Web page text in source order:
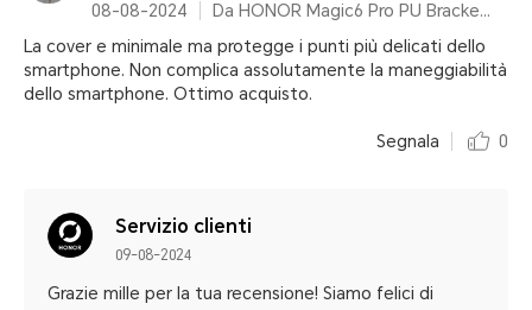
08-08-2024
Da HONOR Magic6 Pro PU Bracket Case Black
La cover e minimale ma protegge i punti più delicati dello
smartphone. Non complica assolutamente la maneggiabilità
dello smartphone. Ottimo acquisto.
Segnala 0
Servizio clienti
09-08-2024
Grazie mille per la tua recensione! Siamo felici di